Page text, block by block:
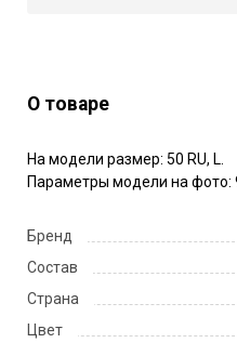
О товаре
На модели размер: 50 RU, L.
Параметры модели на фото:
Бренд
Состав
Страна
Цвет